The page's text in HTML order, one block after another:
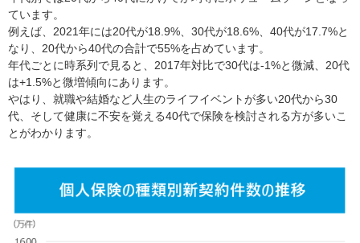
ています。
例えば、2021年には20代が18.9%、30代が18.6%、40代が17.7%と
なり、20代から40代の合計で55%を占めています。
年代ごとに時系列で見ると、2017年対比で30代は-1%と微減、20代
は+1.5%と微増傾向にあります。
やはり、就職や結婚など人生のライフイベントが多い20代から30
代、そして健康に不安を覚える40代で保険を検討される方が多いこ
とがわかります。